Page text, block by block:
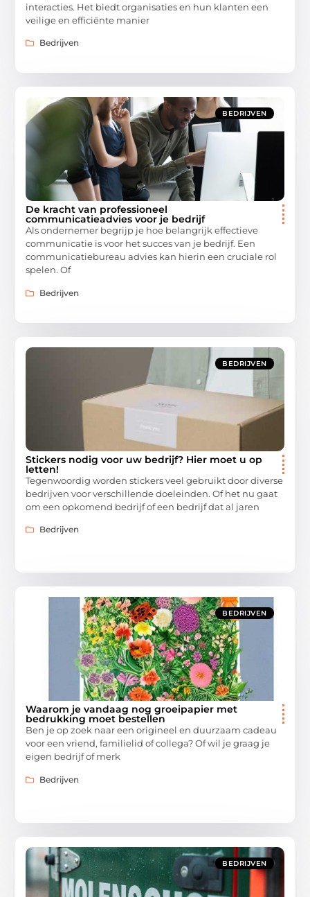
interacties. Het biedt organisaties en hun klanten een
veilige en efficiënte manier
Bedrijven
BEDRIJVEN
De kracht van professioneel
communicatieadvies voor je bedrijf
Als ondernemer begrijp je hoe belangrijk effectieve
communicatie is voor het succes van je bedrijf. Een
communicatiebureau advies kan hierin een cruciale rol
spelen. Of
Bedrijven
BEDRIJVEN
Stickers nodig voor uw bedrijf? Hier moet u op
letten!
Tegenwoordig worden stickers veel gebruikt door diverse
bedrijven voor verschillende doeleinden. Of het nu gaat
om een opkomend bedrijf of een bedrijf dat al jaren
Bedrijven
BEDRIJVEN
Waarom je vandaag nog groeipapier met
bedrukking moet bestellen
Ben je op zoek naar een origineel en duurzaam cadeau
voor een vriend, familielid of collega? Of wil je graag je
eigen bedrijf of merk
Bedrijven
BEDRIJVEN